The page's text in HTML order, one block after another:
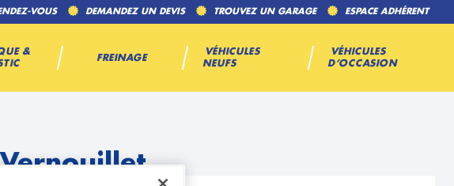
VOUS DEMANDEZ UN DEVIS TROUVEZ UN GARAGE ESPACE ADHÉRENT
&
FREINAGE
VÉHICULES
NEUFS
VÉHICULES
D’OCCASION